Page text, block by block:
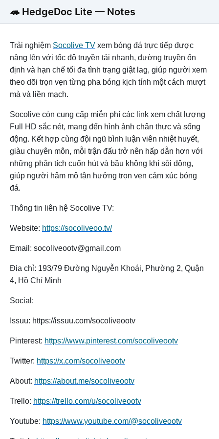
🦔 HedgeDoc Lite — Notes
Trải nghiệm Socolive TV xem bóng đá trực tiếp được
nâng lên với tốc độ truyền tải nhanh, đường truyền ổn
định và hạn chế tối đa tình trạng giật lag, giúp người xem
theo dõi trọn vẹn từng pha bóng kịch tính một cách mượt
mà và liền mạch.
Socolive còn cung cấp miễn phí các link xem chất lượng
Full HD sắc nét, mang đến hình ảnh chân thực và sống
động. Kết hợp cùng đội ngũ bình luận viên nhiệt huyết,
giàu chuyên môn, mỗi trận đấu trở nên hấp dẫn hơn với
những phân tích cuốn hút và bầu không khí sôi động,
giúp người hâm mộ tận hưởng trọn vẹn cảm xúc bóng
đá.
Thông tin liên hệ Socolive TV:
Website: https://socoliveoo.tv/
Email: socoliveootv@gmail.com
Đia chỉ: 193/79 Đường Nguyễn Khoái, Phường 2, Quận
4, Hồ Chí Minh
Social:
Issuu: https://issuu.com/socoliveootv
Pinterest: https://www.pinterest.com/socoliveootv
Twitter: https://x.com/socoliveootv
About: https://about.me/socoliveootv
Trello: https://trello.com/u/socoliveootv
Youtube: https://www.youtube.com/@socoliveootv